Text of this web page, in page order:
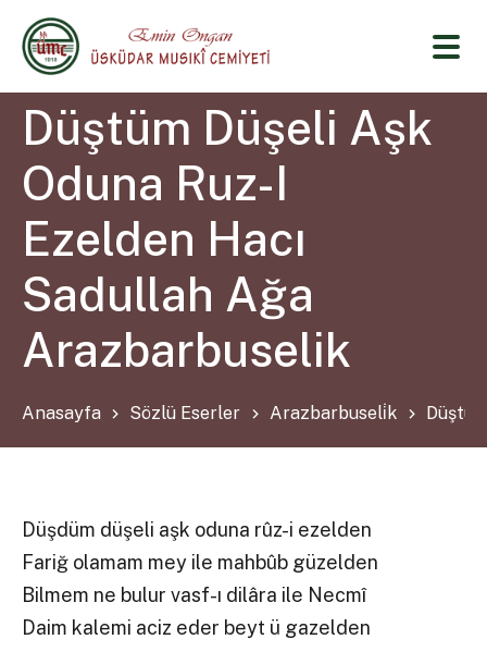
Düştüm Düşeli Aşk
Oduna Ruz-I
Ezelden Hacı
Sadullah Ağa
Arazbarbuselik
Anasayfa Sözlü Eserler Arazbarbuseli̇k
Düşdüm düşeli aşk oduna rûz-i ezelden
Fariğ olamam mey ile mahbûb güzelden
Bilmem ne bulur vasf-ı dilâra ile Necmî
Daim kalemi aciz eder beyt ü gazelden